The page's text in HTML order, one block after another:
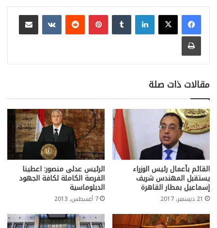
لينكدإن بينتيريست
مشاركة عبر البريد
طباعة
مقالات ذات صلة
القائم بأعمال رئيس الوزراء
يستقبل المهندس شريف
إسماعيل بمطار القاهرة
21 ديسمبر، 2017
الرئيس عدلى منصور: اعطينا
الفرصة الكاملة لكافة الجهود
الدبلوماسية
7 أغسطس، 2013